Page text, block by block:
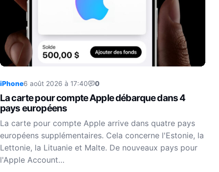
iPhone6 août 2026 à 17:40 0
La carte pour compte Apple débarque dans 4
pays européens
La carte pour compte Apple arrive dans quatre pays
européens supplémentaires. Cela concerne l'Estonie, la
Lettonie, la Lituanie et Malte. De nouveaux pays pour
l'Apple Account…